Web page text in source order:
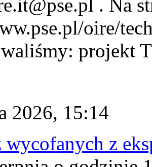
. Na
oire/
projekt
2026, 15:14
wycofanych z